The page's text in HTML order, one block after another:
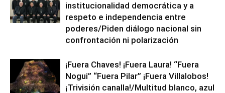
institucionalidad democrática y a
respeto e independencia entre
poderes/Piden diálogo nacional sin
confrontación ni polarización
¡Fuera Chaves! ¡Fuera Laura! “Fuera
Nogui” “Fuera Pilar” ¡Fuera Villalobos!
¡Trivisión canalla!/Multitud blanco, azul